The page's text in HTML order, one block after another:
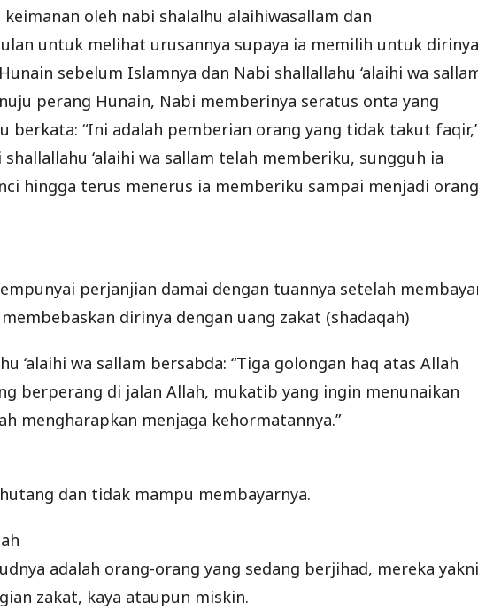
oleh nabi shalalhu alaihiwasallam dan
untuk melihat urusannya supaya ia memilih untuk
sebelum Islamnya dan Nabi shallallahu ‘alaihi wa
perang Hunain, Nabi memberinya seratus onta yang
berkata: “Ini adalah pemberian orang yang tidak takut
‘alaihi wa sallam telah memberiku, sungguh ia
hingga terus menerus ia memberiku sampai menjadi orang
perjanjian damai dengan tuannya setelah
dirinya dengan uang zakat (shadaqah)
‘alaihi wa sallam bersabda: “Tiga golongan haq atas Allah
berperang di jalan Allah, mukatib yang ingin menunaikan
mengharapkan menjaga kehormatannya.”
dan tidak mampu membayarnya.
adalah orang-orang yang sedang berjihad, mereka yakni
zakat, kaya ataupun miskin.